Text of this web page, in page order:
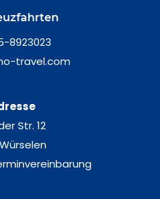
8923023
travel.com
Str. 12